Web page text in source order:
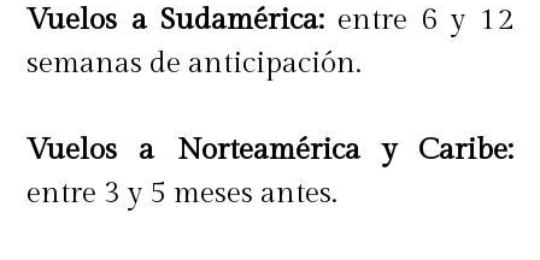
que las Torres del Paine, que son
maravillas del mundo que hay que
que se nos agotan más rápido en
www.masaitravel.cl"
Vuelos a Sudamérica:entre 6 y 12
semanas de anticipación.
Vuelos a Norteamérica y Caribe:
entre 3 y 5 meses antes.